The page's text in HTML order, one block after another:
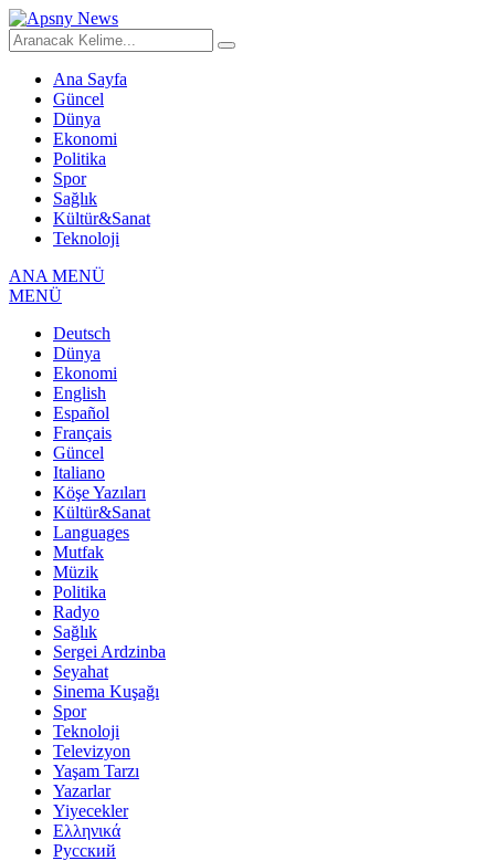
Ana Sayfa
Güncel
Dünya
Ekonomi
Politika
Spor
Sağlık
Kültür&Sanat
Teknoloji
ANA MENÜ
MENÜ
Deutsch
Dünya
Ekonomi
English
Español
Français
Güncel
Italiano
Köşe Yazıları
Kültür&Sanat
Languages
Mutfak
Müzik
Politika
Radyo
Sağlık
Sergei Ardzinba
Seyahat
Sinema Kuşağı
Spor
Teknoloji
Televizyon
Yaşam Tarzı
Yazarlar
Yiyecekler
Ελληνικά
Русский